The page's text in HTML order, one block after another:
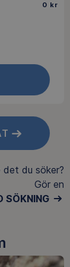
0 kr
du söker?
Gör en
SÖKNING